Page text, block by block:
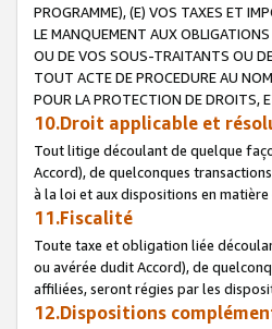
PROGRAMME), (E) VOS TAXES ET
LE MANQUEMENT AUX
OU DE VOS SOUS-TRAITANTS OU
TOUT ACTE DE PROCEDURE AU
POUR LA PROTECTION DE DROITS,
10.Droit applicable et
Tout litige découlant de quelque
Accord), de quelconques
à la loi et aux dispositions en
11.Fiscalité
Toute taxe et obligation liée
ou avérée dudit Accord), de
affiliées, seront régies par les
12.Dispositions